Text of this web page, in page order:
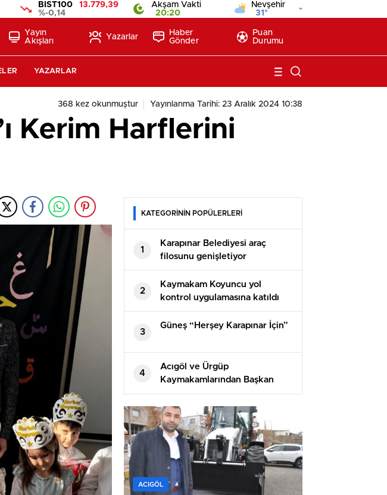
BIST100
13.779,39
%-0,14
Akşam Vakti
20:20
Nevşehir
31°
Yayın
Akışları
Yazarlar
Haber
Gönder
Puan
Durumu
YAZARLAR
368 kez okunmuştur Yayınlanma Tarihi: 23 Aralık 2024 10:38
Kerim Harflerini
KATEGORİNİN POPÜLERLERİ
1
Karapınar Belediyesi araç
filosunu genişletiyor
2
Kaymakam Koyuncu yol
kontrol uygulamasına katıldı
3
Güneş “Herşey Karapınar İçin”
4
Acıgöl ve Ürgüp
Kaymakamlarından Başkan
Salaş’a taziye ziyareti
ACIGÖL